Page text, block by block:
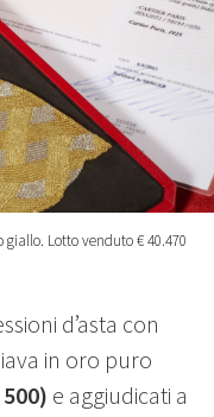
Lotto venduto € 40.470
d’asta con
in oro puro
e aggiudicati a